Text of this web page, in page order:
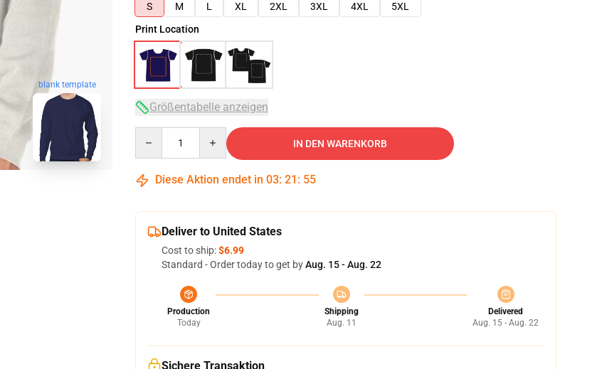
blank template
S
M L XL 2XL 3XL 4XL
5XL
Print Location
Größentabelle anzeigen
IN DEN WARENKORB
Diese Aktion endet in 03: 21 : 54
Deliver to United States
Cost to ship:$6.99
Standard - Order today to get byAug. 15 - Aug. 22
Production
Today
Shipping
Aug. 11
Delivered
Aug. 15 - Aug. 22
Sichere Transaktion